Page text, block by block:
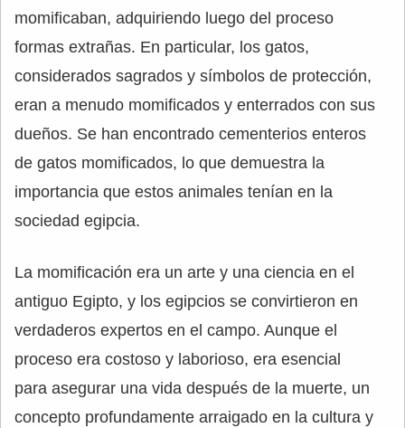
momificaban, adquiriendo luego del proceso
formas extrañas. En particular, los gatos,
considerados sagrados y símbolos de protección,
eran a menudo momificados y enterrados con sus
dueños. Se han encontrado cementerios enteros
de gatos momificados, lo que demuestra la
importancia que estos animales tenían en la
sociedad egipcia.
La momificación era un arte y una ciencia en el
antiguo Egipto, y los egipcios se convirtieron en
verdaderos expertos en el campo. Aunque el
proceso era costoso y laborioso, era esencial
para asegurar una vida después de la muerte, un
concepto profundamente arraigado en la cultura y